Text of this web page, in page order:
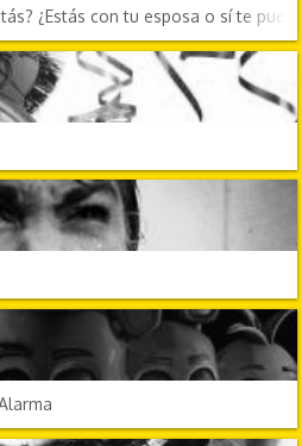
¿Estás con tu esposa o sí te
EFECTOS DE SONIDO